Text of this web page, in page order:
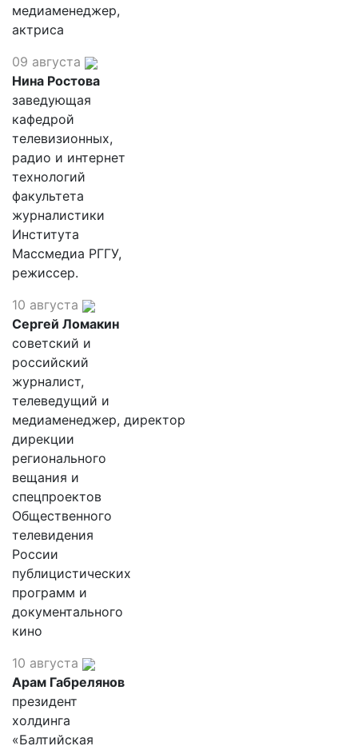
медиаменеджер,
актриса
09 августа
Нина Ростова
заведующая
кафедрой
телевизионных,
радио и интернет
технологий
факультета
журналистики
Института
Массмедиа РГГУ,
режиссер.
10 августа
Сергей Ломакин
советский и
российский
журналист,
телеведущий и
медиаменеджер, директор
дирекции
регионального
вещания и
спецпроектов
Общественного
телевидения
России
публицистических
программ и
документального
кино
10 августа
Арам Габрелянов
президент
холдинга
«Балтийская